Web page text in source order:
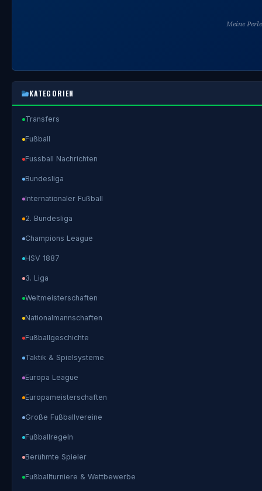
Meine
KATEGORIEN
Transfers
Fußball
Fussball Nachrichten
Bundesliga
Internationaler Fußball
2. Bundesliga
Champions League
HSV 1887
3. Liga
Weltmeisterschaften
Nationalmannschaften
Fußballgeschichte
Taktik & Spielsysteme
Europa League
Europameisterschaften
Große Fußballvereine
Fußballregeln
Berühmte Spieler
Fußballturniere & Wettbewerbe